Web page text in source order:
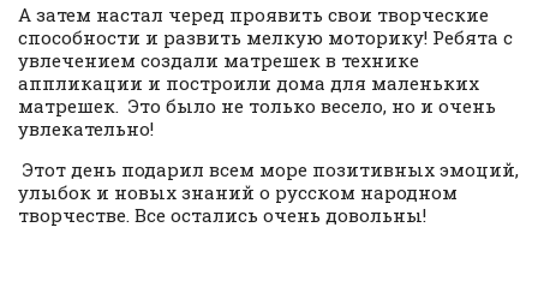
А затем настал черед проявить свои творческие
способности и развить мелкую моторику! Ребята с
увлечением создали матрешек в технике
аппликации и построили дома для маленьких
матрешек. Это было не только весело, но и очень
увлекательно!
Этот день подарил всем море позитивных эмоций,
улыбок и новых знаний о русском народном
творчестве. Все остались очень довольны!